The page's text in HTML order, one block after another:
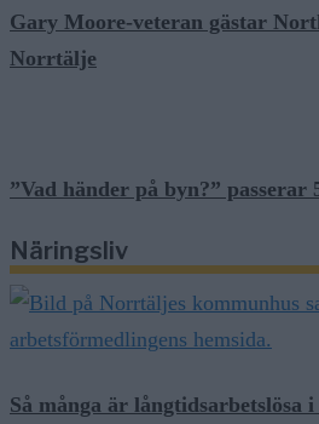
Gary Moore-veteran gästar
Norrtälje
”Vad händer på byn?” passerar
Näringsliv
Så många är långtidsarbetslösa